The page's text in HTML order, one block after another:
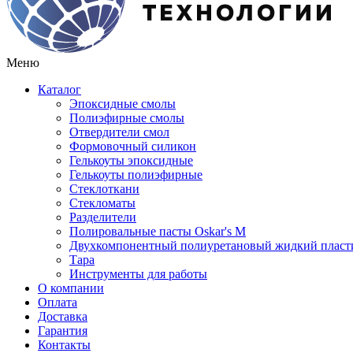
Меню
Каталог
Эпоксидные смолы
Полиэфирные смолы
Отвердители смол
Формовочный силикон
Гелькоуты эпоксидные
Гелькоуты полиэфирные
Стеклоткани
Стекломаты
Разделители
Полировальные пасты Oskar's M
Двухкомпонентный полиуретановый жидкий
Тара
Инструменты для работы
О компании
Оплата
Доставка
Гарантия
Контакты